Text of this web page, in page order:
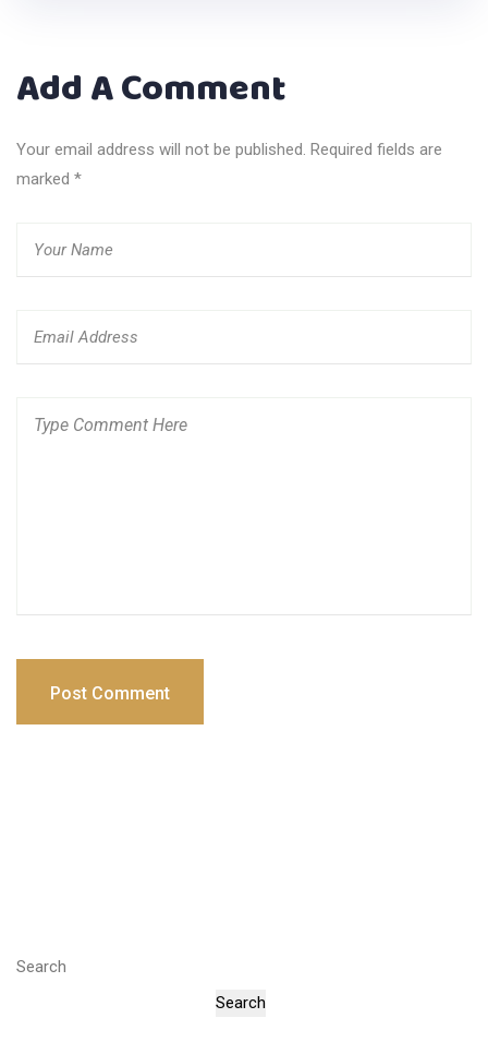
Add A Comment
Your email address will not be published. Required fields are
marked *
Post Comment
Search
Search